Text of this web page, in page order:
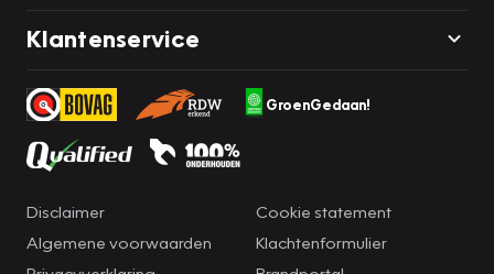
Klantenservice
GroenGedaan!
Disclaimer
Algemene voorwaarden
Cookie statement
Klachtenformulier